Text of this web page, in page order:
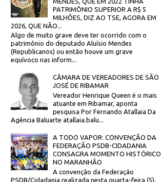
PATRIMÔNIO SUPERIOR A R$ 5
MILHÕES, DIZ AO TSE, AGORA EM
2026, QUE NÃO...
Algo de muito grave deve ter ocorrido com o
patrimônio do deputado Aluísio Mendes
(Republicanos) ou então houve um grave
equívoco nas inform...
CÂMARA DE VEREADORES DE SÃO
JOSÉ DE RIBAMAR
Vereador Henrique Queen é o mais
atuante em Ribamar, aponta
pesquisa Por Fernando Atallaia Da
Agência Baluarte atallaia.balu...
A TODO VAPOR: CONVENÇÃO DA
FEDERAÇÃO PSDB-CIDADANIA
CONSAGRA MOMENTO HISTÓRICO
NO MARANHÃO
A convenção da Federação
PSDB/Cidadania realizada nesta quarta-feira (5),